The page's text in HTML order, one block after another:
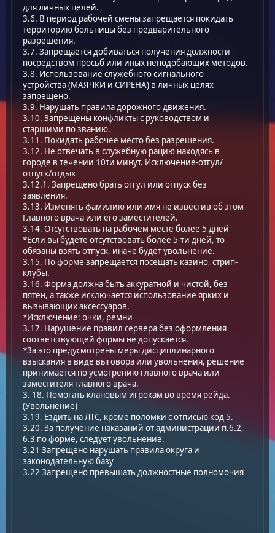
для личных целей.
3.6. В период рабочей смены запрещается покидать
территорию больницы без предварительного
разрешения.
3.7. Запрещается добиваться получения должности
посредством просьб или иных неподобающих методов.
3.8. Использование служебного сигнального
устройства (МАЯЧКИ и СИРЕНА) в личных целях
запрещено.
3.9. Нарушать правила дорожного движения.
3.10. Запрещены конфликты с руководством и
старшими по званию.
3.11. Покидать рабочее место без разрешения.
3.12. Не отвечать в служебную рацию находясь в
городе в течении 10ти минут. Исключение-отгул/
отпуск/отдых
3.12.1. Запрещено брать отгул или отпуск без
заявления.
3.13. Изменять фамилию или имя не известив об этом
Главного врача или его заместителей.
3.14. Отсутствовать на рабочем месте более 5 дней
*Если вы будете отсутствовать более 5-ти дней, то
обязаны взять отпуск, иначе будет увольнение.
3.15. По форме запрещается посещать казино, стрип-
клубы.
3.16. Форма должна быть аккуратной и чистой, без
пятен, а также исключается использование ярких и
вызывающих аксессуаров.
*Исключение: очки, ремни
3.17. Нарушение правил сервера без оформления
соответствующей формы не допускается.
*За это предусмотрены меры дисциплинарного
взыскания в виде выговора или увольнения, решение
принимается по усмотрению главного врача или
заместителя главного врача.
3. 18. Помогать клановым игрокам во время рейда.
(Увольнение)
3.19. Ездить на ЛТС, кроме поломки с отписью код 5.
3.20. За получение наказаний от администрации п.6.2,
6.3 по форме, следует увольнение.
3.21 Запрещено нарушать правила округа и
законодательную базу
3.22 Запрещено превышать должностные полномочия